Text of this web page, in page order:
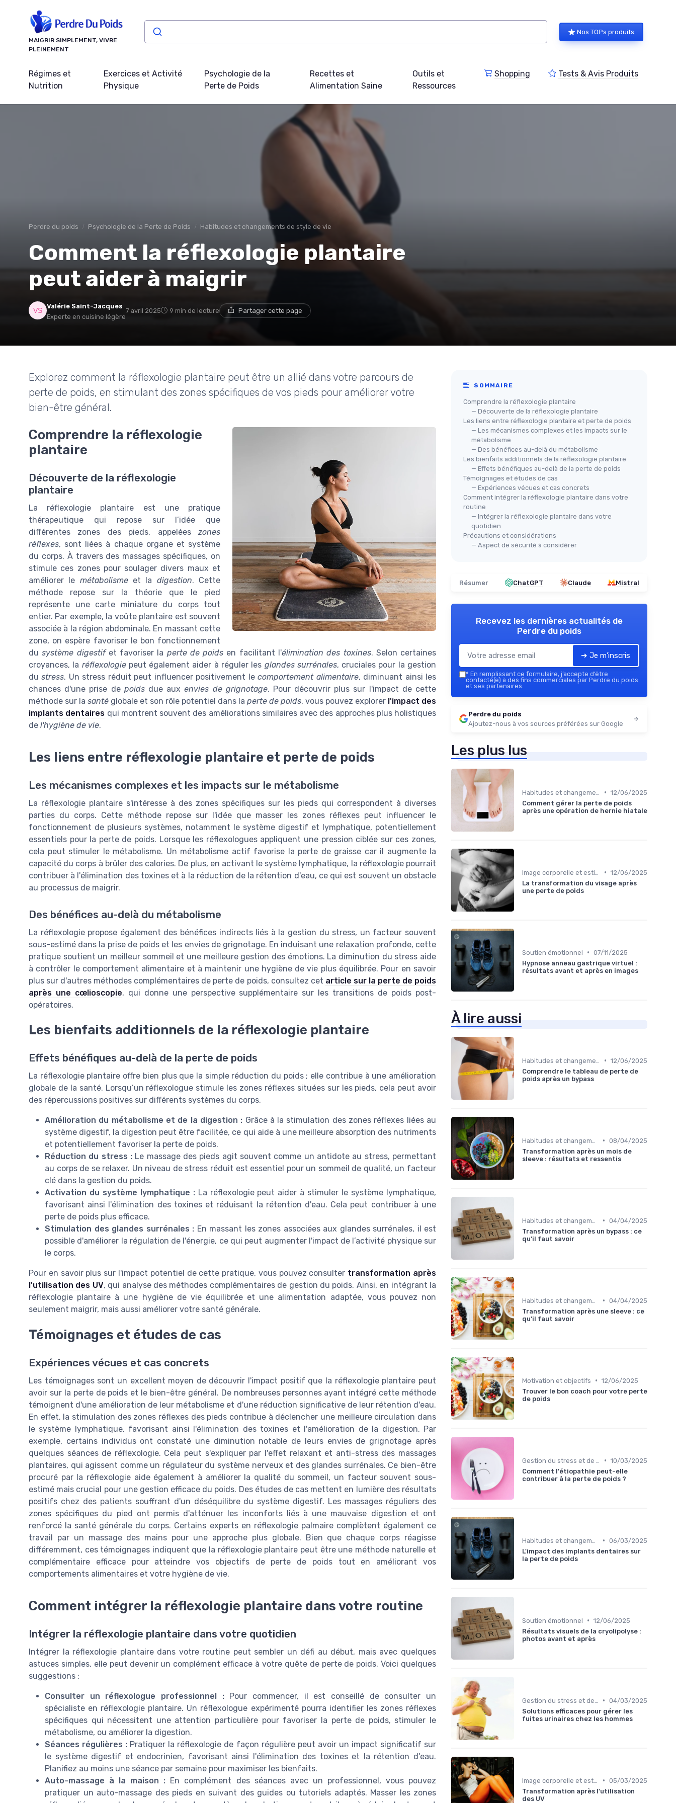
MAIGRIR SIMPLEMENT, VIVRE
PLEINEMENT
Nos TOPs produits
Régimes et
Nutrition
Exercices et Activité
Physique
Psychologie de la
Perte de Poids
Recettes et
Alimentation Saine
Outils et
Ressources
Shopping Tests & Avis Produits
Perdre du poids Psychologie de la Perte de Poids Habitudes et changements de style de vie
Comment la réflexologie plantaire
peut aider à maigrir
Valérie Saint-Jacques
Experte en cuisine légère
7 avril 2025 9 min de lecture Partager cette page
Explorez comment la réflexologie plantaire peut être un allié dans votre parcours de
perte de poids, en stimulant des zones spécifiques de vos pieds pour améliorer votre
bien-être général.
Comprendre la réflexologie
plantaire
Découverte de la réflexologie
plantaire
La réflexologie plantaire est une pratique
thérapeutique qui repose sur l’idée que
différentes zones des pieds, appeléeszones
réflexes, sont liées à chaque organe et système
du corps. À travers des massages spécifiques, on
stimule ces zones pour soulager divers maux et
améliorer le métabolismeet la digestion. Cette
méthode repose sur la théorie que le pied
représente une carte miniature du corps tout
entier. Par exemple, la voûte plantaire est souvent
associée à la région abdominale. En massant cette
zone, on espère favoriser le bon fonctionnement
dusystème digestifet favoriser la perte de poids en facilitant l'élimination des toxines. Selon certaines
croyances, la réflexologiepeut également aider à réguler les glandes surrénales, cruciales pour la gestion
dustress. Un stress réduit peut influencer positivement lecomportement alimentaire, diminuant ainsi les
chances d'une prise de poidsdue auxenvies de grignotage. Pour découvrir plus sur l'impact de cette
méthode sur la santé globale et son rôle potentiel dans la perte de poids, vous pouvez explorer l'impact des
implants dentaires qui montrent souvent des améliorations similaires avec des approches plus holistiques
de l'hygiène de vie.
Les liens entre réflexologie plantaire et perte de poids
Les mécanismes complexes et les impacts sur le métabolisme
La réflexologie plantaire s'intéresse à des zones spécifiques sur les pieds qui correspondent à diverses
parties du corps. Cette méthode repose sur l'idée que masser les zones réflexes peut influencer le
fonctionnement de plusieurs systèmes, notamment le système digestif et lymphatique, potentiellement
essentiels pour la perte de poids. Lorsque les réflexologues appliquent une pression ciblée sur ces zones,
cela peut stimuler le métabolisme. Un métabolisme actif favorise la perte de graisse car il augmente la
capacité du corps à brûler des calories. De plus, en activant le système lymphatique, la réflexologie pourrait
contribuer à l'élimination des toxines et à la réduction de la rétention d'eau, ce qui est souvent un obstacle
au processus de maigrir.
Des bénéfices au-delà du métabolisme
La réflexologie propose également des bénéfices indirects liés à la gestion du stress, un facteur souvent
sous-estimé dans la prise de poids et les envies de grignotage. En induisant une relaxation profonde, cette
pratique soutient un meilleur sommeil et une meilleure gestion des émotions. La diminution du stress aide
à contrôler le comportement alimentaire et à maintenir une hygiène de vie plus équilibrée. Pour en savoir
plus sur d'autres méthodes complémentaires de perte de poids, consultez cet article sur la perte de poids
après une cœlioscopie, qui donne une perspective supplémentaire sur les transitions de poids post-
opératoires.
Les bienfaits additionnels de la réflexologie plantaire
Effets bénéfiques au-delà de la perte de poids
La réflexologie plantaire offre bien plus que la simple réduction du poids ; elle contribue à une amélioration
globale de la santé. Lorsqu’un réflexologue stimule les zones réflexes situées sur les pieds, cela peut avoir
des répercussions positives sur différents systèmes du corps.
Amélioration du métabolisme et de la digestion : Grâce à la stimulation des zones réflexes liées au
système digestif, la digestion peut être facilitée, ce qui aide à une meilleure absorption des nutriments
et potentiellement favoriser la perte de poids.
Réduction du stress : Le massage des pieds agit souvent comme un antidote au stress, permettant
au corps de se relaxer. Un niveau de stress réduit est essentiel pour un sommeil de qualité, un facteur
clé dans la gestion du poids.
Activation du système lymphatique :La réflexologie peut aider à stimuler le système lymphatique,
favorisant ainsi l'élimination des toxines et réduisant la rétention d'eau. Cela peut contribuer à une
perte de poids plus efficace.
Stimulation des glandes surrénales : En massant les zones associées aux glandes surrénales, il est
possible d'améliorer la régulation de l'énergie, ce qui peut augmenter l'impact de l’activité physique sur
le corps.
Pour en savoir plus sur l'impact potentiel de cette pratique, vous pouvez consulter transformation après
l'utilisation des UV, qui analyse des méthodes complémentaires de gestion du poids. Ainsi, en intégrant la
réflexologie plantaire à une hygiène de vie équilibrée et une alimentation adaptée, vous pouvez non
seulement maigrir, mais aussi améliorer votre santé générale.
Témoignages et études de cas
Expériences vécues et cas concrets
Les témoignages sont un excellent moyen de découvrir l'impact positif que la réflexologie plantaire peut
avoir sur la perte de poids et le bien-être général. De nombreuses personnes ayant intégré cette méthode
témoignent d'une amélioration de leur métabolisme et d'une réduction significative de leur rétention d'eau.
En effet, la stimulation des zones réflexes des pieds contribue à déclencher une meilleure circulation dans
le système lymphatique, favorisant ainsi l'élimination des toxines et l'amélioration de la digestion. Par
exemple, certains individus ont constaté une diminution notable de leurs envies de grignotage après
quelques séances de réflexologie. Cela peut s'expliquer par l'effet relaxant et anti-stress des massages
plantaires, qui agissent comme un régulateur du système nerveux et des glandes surrénales. Ce bien-être
procuré par la réflexologie aide également à améliorer la qualité du sommeil, un facteur souvent sous-
estimé mais crucial pour une gestion efficace du poids. Des études de cas mettent en lumière des résultats
positifs chez des patients souffrant d'un déséquilibre du système digestif. Les massages réguliers des
zones spécifiques du pied ont permis d'atténuer les inconforts liés à une mauvaise digestion et ont
renforcé la santé générale du corps. Certains experts en réflexologie palmaire complètent également ce
travail par un massage des mains pour une approche plus globale. Bien que chaque corps réagisse
différemment, ces témoignages indiquent que la réflexologie plantaire peut être une méthode naturelle et
complémentaire efficace pour atteindre vos objectifs de perte de poids tout en améliorant vos
comportements alimentaires et votre hygiène de vie.
Comment intégrer la réflexologie plantaire dans votre routine
Intégrer la réflexologie plantaire dans votre quotidien
Intégrer la réflexologie plantaire dans votre routine peut sembler un défi au début, mais avec quelques
astuces simples, elle peut devenir un complément efficace à votre quête de perte de poids. Voici quelques
suggestions :
Consulter un réflexologue professionnel :Pour commencer, il est conseillé de consulter un
spécialiste en réflexologie plantaire. Un réflexologue expérimenté pourra identifier les zones réflexes
spécifiques qui nécessitent une attention particulière pour favoriser la perte de poids, stimuler le
métabolisme, ou améliorer la digestion.
Séances régulières : Pratiquer la réflexologie de façon régulière peut avoir un impact significatif sur
le système digestif et endocrinien, favorisant ainsi l'élimination des toxines et la rétention d'eau.
Planifiez au moins une séance par semaine pour maximiser les bienfaits.
Auto-massage à la maison : En complément des séances avec un professionnel, vous pouvez
pratiquer un auto-massage des pieds en suivant des guides ou tutoriels adaptés. Masser les zones
SOMMAIRE
Comprendre la réflexologie plantaire
— Découverte de la réflexologie plantaire
Les liens entre réflexologie plantaire et perte de poids
— Les mécanismes complexes et les impacts sur le
métabolisme
— Des bénéfices au-delà du métabolisme
Les bienfaits additionnels de la réflexologie plantaire
— Effets bénéfiques au-delà de la perte de poids
Témoignages et études de cas
— Expériences vécues et cas concrets
Comment intégrer la réflexologie plantaire dans votre
routine
— Intégrer la réflexologie plantaire dans votre
quotidien
Précautions et considérations
— Aspect de sécurité à considérer
Résumer ChatGPT Claude Mistral
Recevez les dernières actualités de
Perdre du poids
➔ Je m'inscris
* En remplissant ce formulaire, j’accepte d’être
contacté(e) à des fins commerciales par Perdre du poids
et ses partenaires.
Perdre du poids
Ajoutez-nous à vos sources préférées sur Google
Les plus lus
• 12/06/2025
Comment gérer la perte de poids
après une opération de hernie hiatale
• 12/06/2025
La transformation du visage après
une perte de poids
Soutien émotionnel • 07/11/2025
Hypnose anneau gastrique virtuel :
résultats avant et après en images
À lire aussi
• 12/06/2025
Comprendre le tableau de perte de
poids après un bypass
• 08/04/2025
Transformation après un mois de
sleeve : résultats et ressentis
• 04/04/2025
Transformation après un bypass : ce
qu'il faut savoir
• 04/04/2025
Transformation après une sleeve : ce
qu'il faut savoir
Motivation et objectifs • 12/06/2025
Trouver le bon coach pour votre perte
de poids
• 10/03/2025
Comment l'étiopathie peut-elle
contribuer à la perte de poids ?
• 06/03/2025
L'impact des implants dentaires sur
la perte de poids
Soutien émotionnel • 12/06/2025
Résultats visuels de la cryolipolyse :
photos avant et après
• 04/03/2025
Solutions efficaces pour gérer les
fuites urinaires chez les hommes
• 05/03/2025
Transformation après l'utilisation
des UV